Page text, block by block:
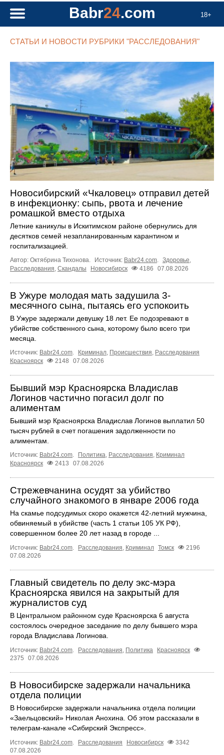
18+
Babr24.com
СТАТЬИ И НОВОСТИ РУБРИКИ "РАССЛЕДОВАНИЯ"
Новосибирский «Чкаловец» отправил детей
в инфекционку: сыпь, рвота и лечение
ромашкой вместо отдыха
Летние каникулы в Искитимском районе обернулись для
десятков семей незапланированным карантином и
госпитализацией.
Автор: Октябрина Тихонова. Источник: Babr24.com Здоровье
Расследования Скандалы Новосибирск 4186 07.08.2026
В Ужуре молодая мать задушила 3-
месячного сына, пытаясь его успокоить
В Ужуре задержали девушку 18 лет. Ее подозревают в
убийстве собственного сына, которому было всего три
месяца.
Источник: Babr24.com Криминал Происшествия Расследования
Красноярск
2148 07.08.2026
Бывший мэр Красноярска Владислав
Логинов частично погасил долг по
алиментам
Бывший мэр Красноярска Владислав Логинов выплатил 50
тысяч рублей в счет погашения задолженности по
алиментам.
Источник: Babr24.com. Политика, Расследования, Криминал
Красноярск
2413 07.08.2026
Стрежевчанина осудят за убийство
случайного знакомого в январе 2006 года
На скамье подсудимых скоро окажется 42-летний мужчина,
обвиняемый в убийстве (часть 1 статьи 105 УК РФ),
совершенном более 20 лет назад в городе ...
Источник: Babr24.com. Расследования, Криминал Томск
2196
07.08.2026
Главный свидетель по делу экс-мэра
Красноярска явился на закрытый для
журналистов суд
В Центральном районном суде Красноярска 6 августа
состоялось очередное заседание по делу бывшего мэра
города Владислава Логинова.
Источник: Babr24.com. Расследования, Политика
Красноярск
2375
07.08.2026
В Новосибирске задержали начальника
отдела полиции
В Новосибирске задержали начальника отдела полиции
«Заельцовский» Николая Анохина. Об этом рассказали в
телеграм-канале «Сибирский Экспресс».
Источник: Babr24.com. Расследования Новосибирск
3342
07.08.2026